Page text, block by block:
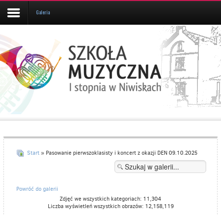
Aktualności
Kalendarz
UCZEŃ/RODZIC
Galeria
SZKOLE
Galeria
Start » Pasowanie pierwszoklasisty i koncert z okazji DEN 09.10.2025
Powróć do galerii
Zdjęć we wszystkich kategoriach: 11,304
Liczba wyświetleń wszystkich obrazów: 12,158,119